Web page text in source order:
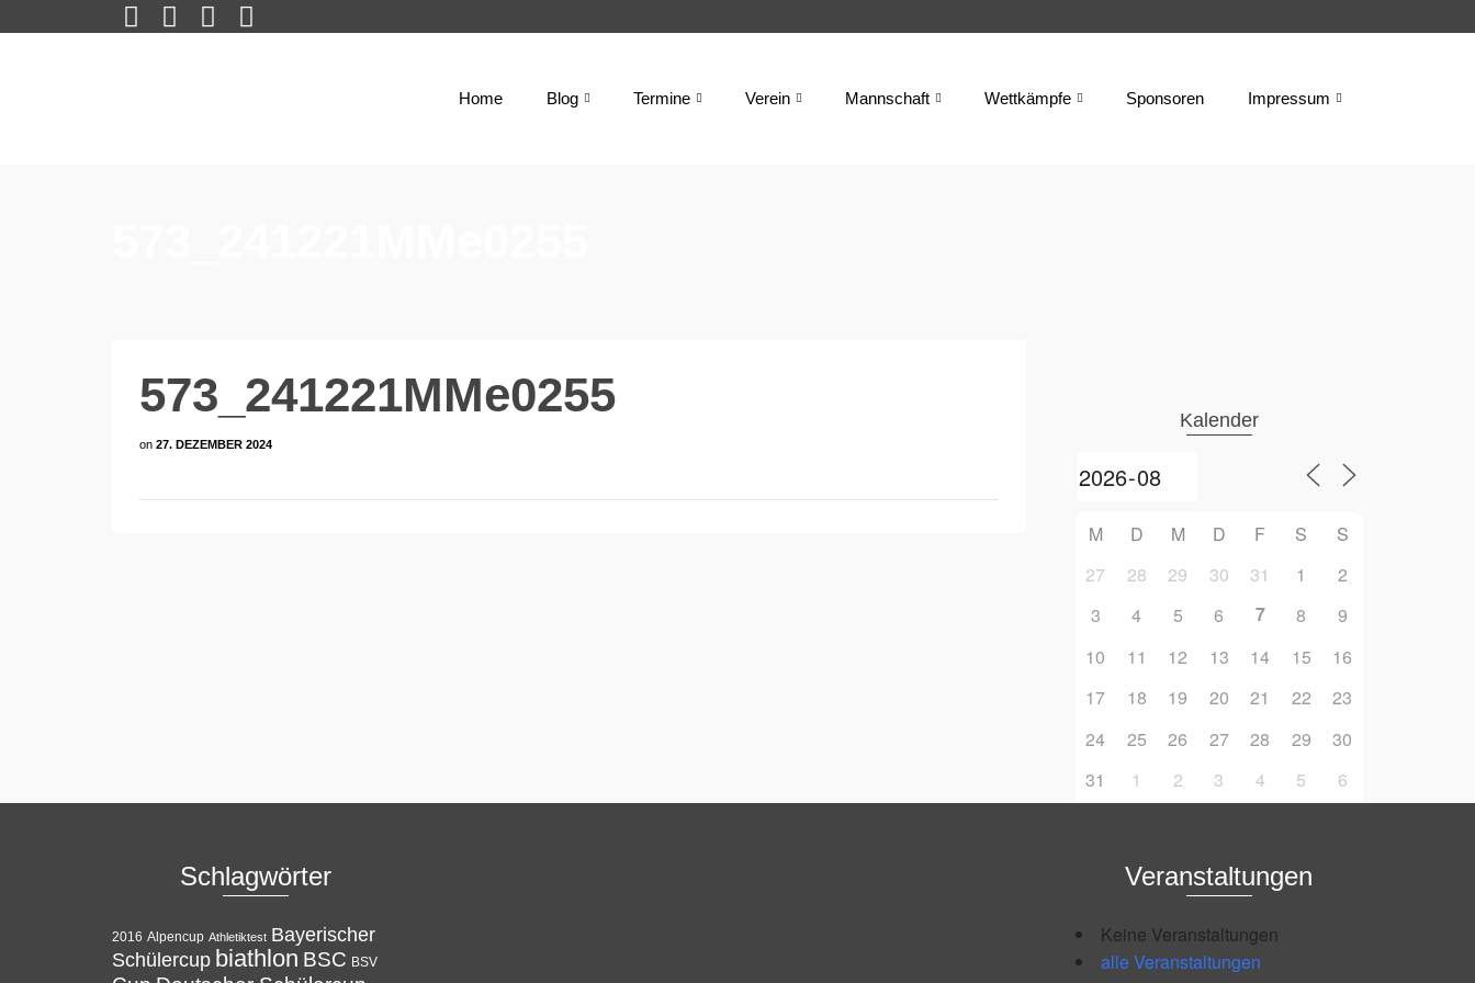
Home Blog Termine Verein Mannschaft Wettkämpfe Sponsoren Impressum
573_241221MMe0255
on 27. DEZEMBER 2024
Kalender
M D M D F S
S
27
28 29 30 31 1
2
3
4 5 6 7 8
9
10
11 12 13 14 15
16
17
18 19 20 21 22
23
24
25 26 27 28 29
30
31
1 2 3 4 5 6
Schlagwörter
2016 Alpencup Athletiktest Bayerischer
Schülercup biathlon BSC BSV
Veranstaltungen
Keine Veranstaltungen
alle Veranstaltungen